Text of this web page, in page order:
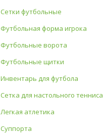
Сетки футбольные
Футбольная форма игрока
Футбольные ворота
Футбольные щитки
Инвентарь для футбола
Сетка для настольного тенниса
Легкая атлетика
Суппорта